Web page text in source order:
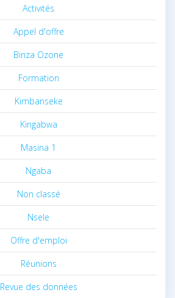
Activités
Appel d'offre
Binza Ozone
Formation
Kimbanseke
Kingabwa
Masina 1
Ngaba
Non classé
Nsele
Offre d'emploi
Réunions
Revue des données